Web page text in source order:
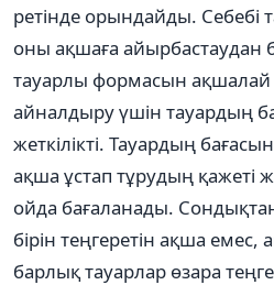
ретінде орындайды.
оны ақшаға айырбастаудан
тауарлы формасын
айналдыру үшін тауардың
жеткілікті. Тауардың
ақша ұстап тұрудың қажеті
ойда бағаланады.
бірін теңгеретін ақша
барлық тауарлар өзара